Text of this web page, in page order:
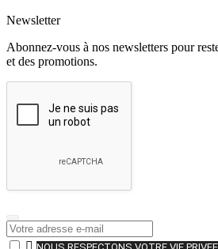
Newsletter
Abonnez-vous à nos newsletters pour
et des promotions.